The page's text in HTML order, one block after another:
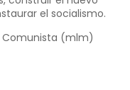
el socialismo.
Comunista (mlm)